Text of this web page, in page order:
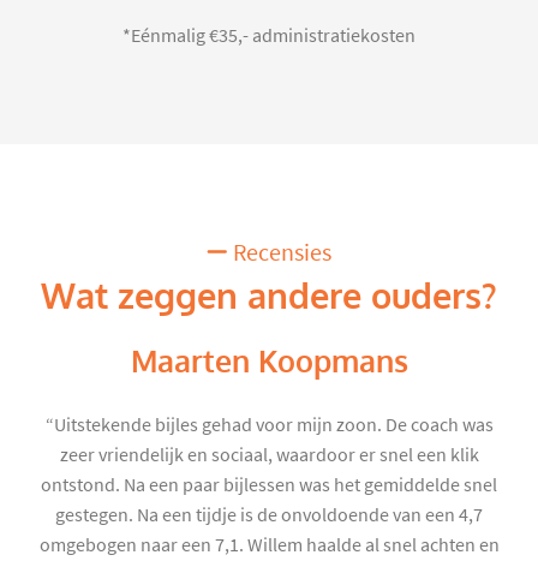
*Eénmalig €35,- administratiekosten
Recensies
Wat zeggen andere ouders?
Maarten Koopmans
“Uitstekende bijles gehad voor mijn zoon. De coach was
zeer vriendelijk en sociaal, waardoor er snel een klik
ontstond. Na een paar bijlessen was het gemiddelde snel
gestegen. Na een tijdje is de onvoldoende van een 4,7
omgebogen naar een 7,1. Willem haalde al snel achten en